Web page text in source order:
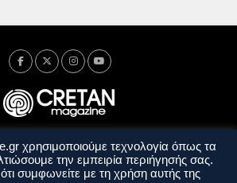
Πολιτική Απορρήτου
Όροι Χρήσης
Όροι και Προϋποθέσεις
χρησιμοποιούμε τεχνολογία όπως τα
την εμπειρία περιήγησής σας.
συμφωνείτε με τη χρήση αυτής της